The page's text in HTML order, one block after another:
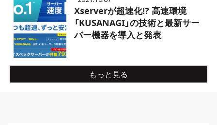
Xserverが超速化!? 高速環境
「KUSANAGI」の技術と最新サー
バー機器を導入と発表
もっと見る